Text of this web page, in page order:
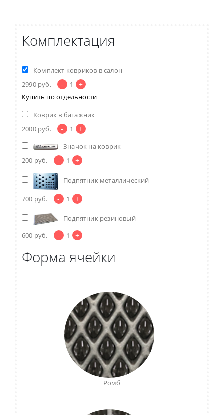
Комплектация
Комплект ковриков в салон
2990 руб. - 1 +
Купить по отдельности
Коврик в багажник
2000 руб. - 1 +
Значок на коврик
200 руб. - 1 +
Подпятник металлический
700 руб. - 1 +
Подпятник резиновый
600 руб. - 1 +
Форма ячейки
Ромб